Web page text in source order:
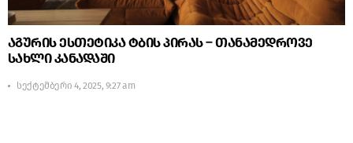
აგურის ესთეტიკა ტბის პირას – თანამედროვე
სახლი კანადაში
სექტემბერი 4, 2025, 9:27 am